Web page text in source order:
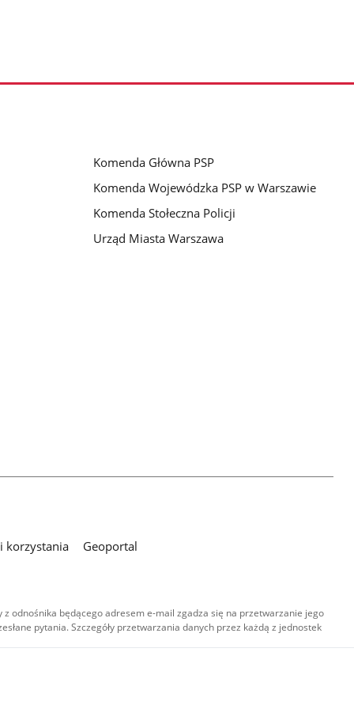
Komenda Główna PSP
Komenda Wojewódzka PSP w Warszawie
Komenda Stołeczna Policji
Urząd Miasta Warszawa
korzystania
Geoportal
odnośnika będącego adresem e-mail zgadza się na przetwarzanie jego
pytania. Szczegóły przetwarzania danych przez każdą z jednostek